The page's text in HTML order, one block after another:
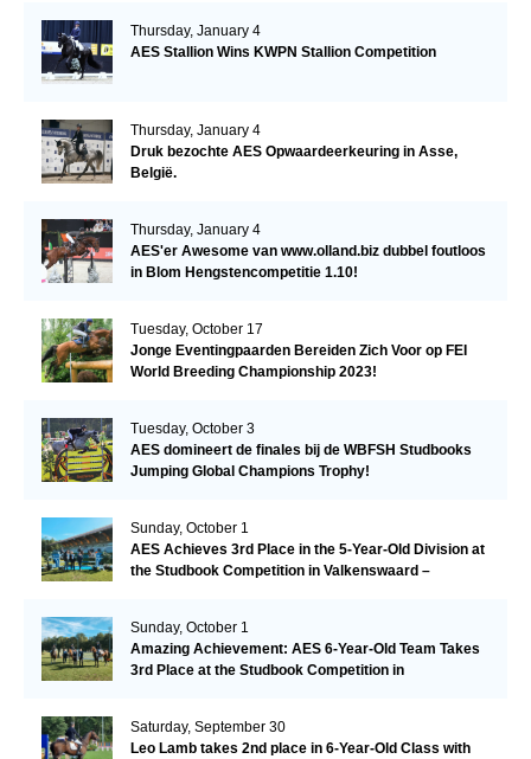
Thursday, January 4
AES Stallion Wins KWPN Stallion Competition
Thursday, January 4
Druk bezochte AES Opwaardeerkeuring in Asse,
België.
Thursday, January 4
AES'er Awesome van www.olland.biz dubbel foutloos
in Blom Hengstencompetitie 1.10!
Tuesday, October 17
Jonge Eventingpaarden Bereiden Zich Voor op FEI
World Breeding Championship 2023!
Tuesday, October 3
AES domineert de finales bij de WBFSH Studbooks
Jumping Global Champions Trophy!
Sunday, October 1
AES Achieves 3rd Place in the 5-Year-Old Division at
the Studbook Competition in Valkenswaard –
Sunday, October 1
Amazing Achievement: AES 6-Year-Old Team Takes
3rd Place at the Studbook Competition in
Saturday, September 30
Leo Lamb takes 2nd place in 6-Year-Old Class with